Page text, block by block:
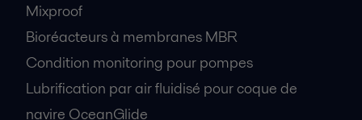
Mixproof
Bioréacteurs à membranes MBR
Condition monitoring pour pompes
Lubrification par air fluidisé pour coque de
navire OceanGlide